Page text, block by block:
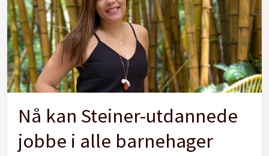
Nå kan Steiner-utdannede
jobbe i alle barnehager